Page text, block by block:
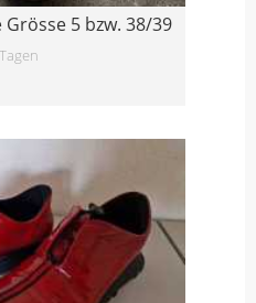
5 bzw. 38/39